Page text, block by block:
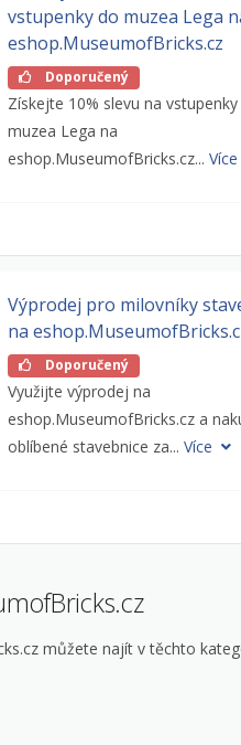
vstupenky do muzea Lega
eshop.MuseumofBricks.cz
Doporučený
Získejte 10% slevu na
muzea Lega na
eshop.MuseumofBricks.cz... Více
Výprodej pro milovníky
na
Doporučený
Využijte výprodej na
eshop.MuseumofBricks.cz a
oblíbené stavebnice za... Více
můžete najít v těchto